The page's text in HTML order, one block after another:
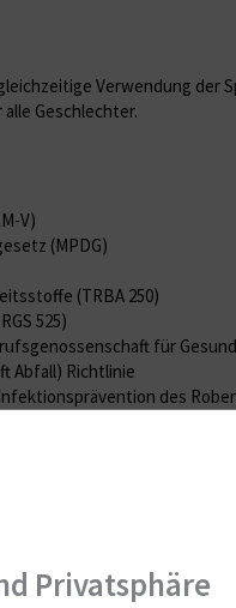
Verwendung
Geschlechter.
V)
(MPDG)
(TRBA 250)
525)
für
Abfall) Richtlinie
des
Mitarbeiter erarbeitet.
Durchsetzung der
Privatsphäre